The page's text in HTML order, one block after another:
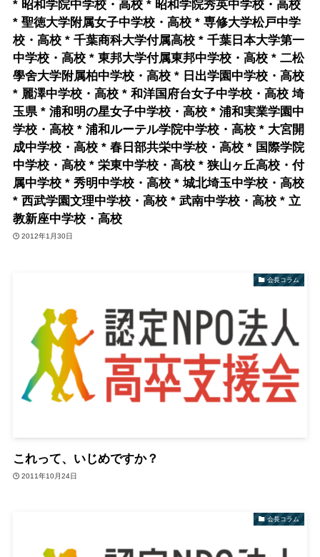
* 昭和学院中学校・高校 * 昭和学院秀英中学校・高校
* 聖徳大学附属女子中学校・高校 * 専修大学松戸中学
校・高校 * 千葉商科大学付属高校 * 千葉日本大学第一
中学校・高校 * 東邦大学付属東邦中学校・高校 * 二松
學舍大学附属柏中学校・高校 * 日出学園中学校・高校
* 麗澤中学校・高校 * 和洋国府台女子中学校・高校 埼
玉県 * 浦和明の星女子中学校・高校 * 浦和実業学園中
学校・高校 * 浦和ルーテル学院中学校・高校 * 大宮開
成中学校・高校 * 春日部共栄中学校・高校 * 国際学院
中学校・高校 * 栄東中学校・高校 * 狭山ヶ丘高校・付
属中学校 * 秀明中学校・高校 * 城北埼玉中学校・高校
* 西武学園文理中学校・高校 * 武南中学校・高校 * 立
教新座中学校・高校
2012年1月30日
会長コラム
これって、いじめですか？
2011年10月24日
会長コラム